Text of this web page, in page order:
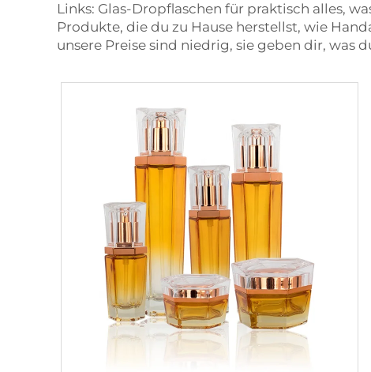
Links: Glas-Dropflaschen für praktisch alles,
Produkte, die du zu Hause herstellst, wie
unsere Preise sind niedrig, sie geben dir, was